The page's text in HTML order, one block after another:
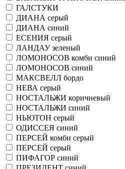
ГАЛСТУКИ
ДИАНА серый
ДИАНА синий
ЕСЕНИЯ серый
ЛАНДАУ зеленый
ЛОМОНОСОВ комби синий
ЛОМОНОСОВ синий
МАКСВЕЛЛ бордо
НЕВА серый
НОСТАЛЬЖИ коричневый
НОСТАЛЬЖИ синий
НЬЮТОН серый
ОДИССЕЯ синий
ПЕРСЕЙ комби серый
ПЕРСЕЙ серый
ПИФАГОР синий